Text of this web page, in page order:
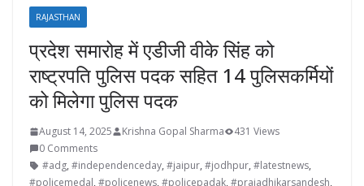
RAJASTHAN
प्रदेश समारोह में एडीजी वीके सिंह को
राष्ट्रपति पुलिस पदक सहित 14 पुलिसकर्मियों
को मिलेगा पुलिस पदक
August 14, 2025 Krishna Gopal Sharma
431 Views
0 Comments
#adg, #independenceday, #jaipur, #jodhpur, #latestnews,
#policemedal, #policenews, #policepadak, #prajadhikarsandesh,